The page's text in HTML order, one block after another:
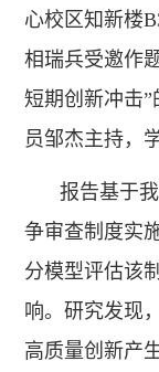
心校区知新楼
相瑞兵受邀作
短期创新冲击
员邹杰主持，
报告基于
争审查制度实
分模型评估该
响。研究发现
高质量创新产